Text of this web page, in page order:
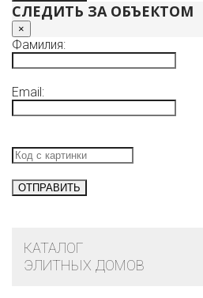
СЛЕДИТЬ ЗА ОБЪЕКТОМ
×
Фамилия:
Email:
КАТАЛОГ
ЭЛИТНЫХ ДОМОВ